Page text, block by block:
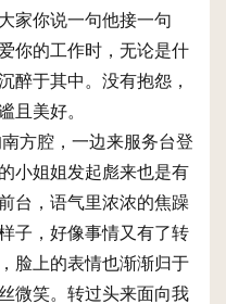
家你说一句他接一句
你的工作时，无论是什
醉于其中。没有抱怨，
且美好。
方腔，一边来服务台登
小姐姐发起彪来也是有
台，语气里浓浓的焦躁
子，好像事情又有了转
脸上的表情也渐渐归于
微笑。转过头来面向我